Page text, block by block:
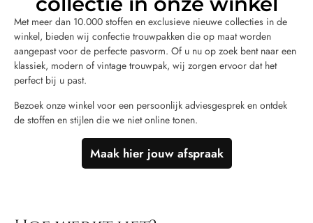
Met meer dan 10.000 stoffen en exclusieve nieuwe collecties in de
winkel, bieden wij confectie trouwpakken die op maat worden
aangepast voor de perfecte pasvorm. Of u nu op zoek bent naar een
klassiek, modern of vintage trouwpak, wij zorgen ervoor dat het
perfect bij u past.
Bezoek onze winkel voor een persoonlijk adviesgesprek en ontdek
de stoffen en stijlen die we niet online tonen.
Maak hier jouw afspraak